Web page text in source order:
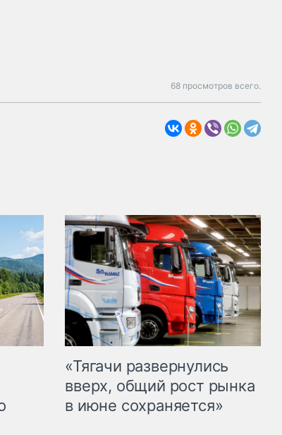
68 просмотров всего.
«Тягачи развернулись
вверх, общий рост рынка
в июне сохраняется»